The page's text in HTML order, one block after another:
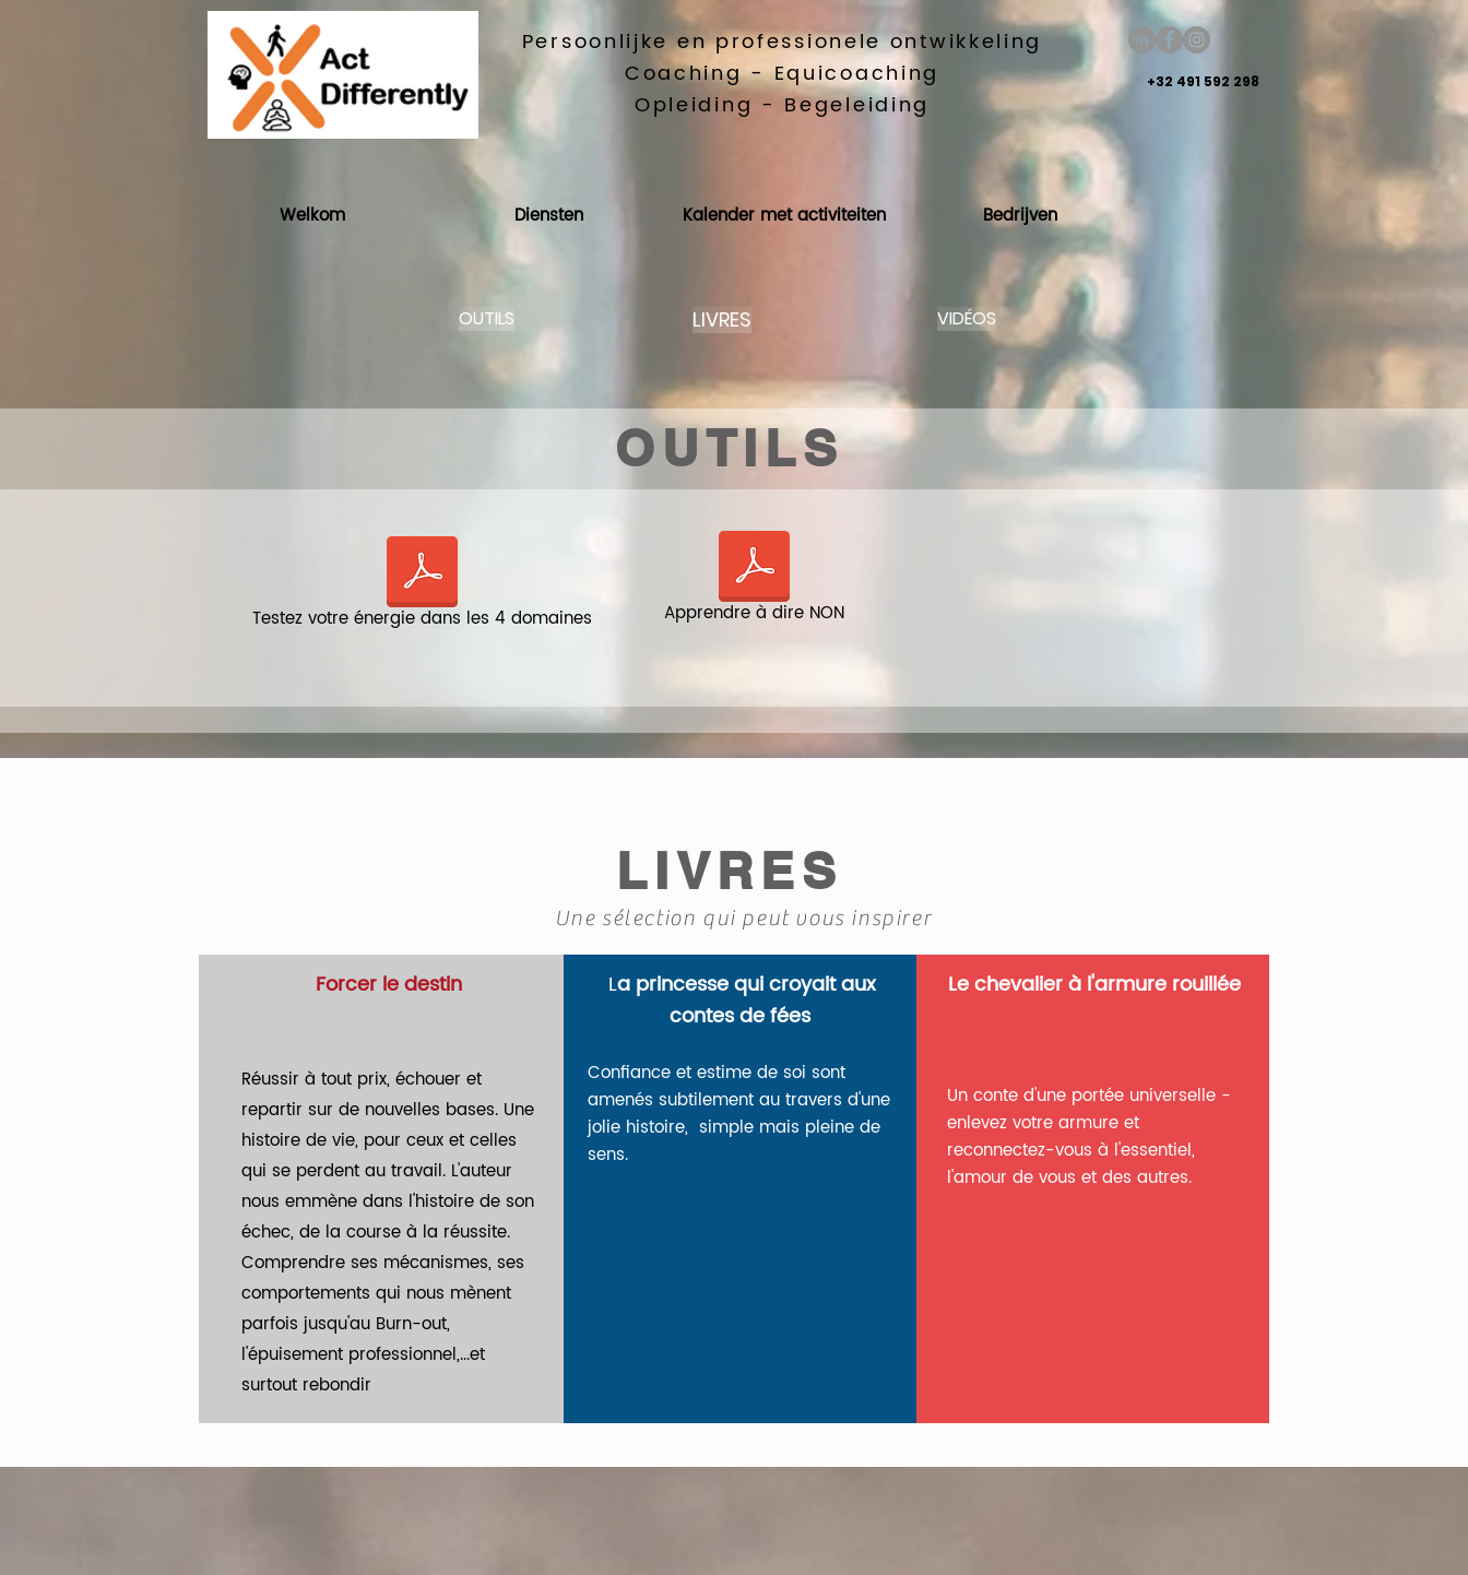
Persoonlijke en professionele ontwikkeling
Coaching - Equicoaching
Opleiding - Begeleiding
+32 491 592 298
Welkom Diensten Kalender met activiteiten Bedrijven
OUTILS LIVRES VIDÉOS
OUTILS
Testez votre énergie dans les 4 domaines Apprendre à dire NON
LIVRES
Une sélection qui peut vous inspirer
Forcer le destin
Réussir à tout prix, échouer et
repartir sur de nouvelles bases. Une
histoire de vie, pour ceux et celles
qui se perdent au travail. L'auteur
nous emmène dans l'histoire de son
échec, de la course à la réussite.
Comprendre ses mécanismes, ses
comportements qui nous mènent
parfois jusqu'au Burn-out,
l'épuisement professionnel,...et
surtout rebondir
La princesse qui croyait aux
contes de fées
Confiance et estime de soi sont
amenés subtilement au travers d'une
jolie histoire, simple mais pleine de
sens.
Le chevalier à l'armure rouillée
Un conte d'une portée universelle -
enlevez votre armure et
reconnectez-vous à l'essentiel,
l'amour de vous et des autres.